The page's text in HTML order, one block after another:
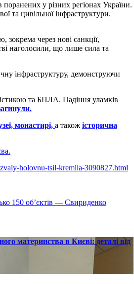
у різних регіонах України.
та цивільної інфраструктури.
через нові санкції,
наголосили, що лише сила та
інфраструктуру, демонструючи
та БПЛА. Падіння уламків
монастирі, а також історична
holovnu-tsil-kremlia-3090827.html
150 об’єктів — Свириденко
материнства в Києві: деталі від